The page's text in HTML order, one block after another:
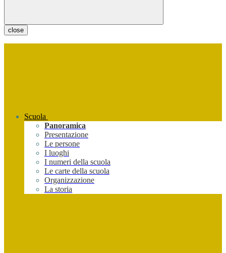
close
Scuola
Panoramica
Presentazione
Le persone
I luoghi
I numeri della scuola
Le carte della scuola
Organizzazione
La storia